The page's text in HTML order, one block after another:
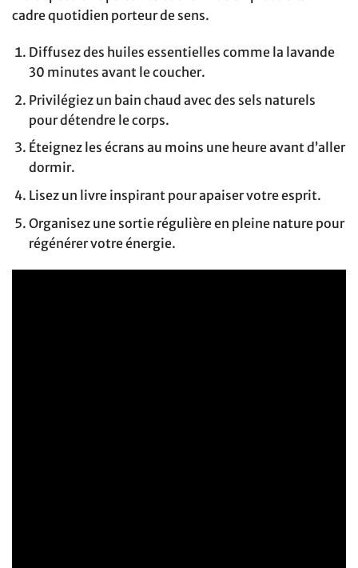
cadre quotidien porteur de sens.
Diffusez des huiles essentielles comme la lavande
30 minutes avant le coucher.
Privilégiez un bain chaud avec des sels naturels
pour détendre le corps.
Éteignez les écrans au moins une heure avant d’aller
dormir.
Lisez un livre inspirant pour apaiser votre esprit.
Organisez une sortie régulière en pleine nature pour
régénérer votre énergie.